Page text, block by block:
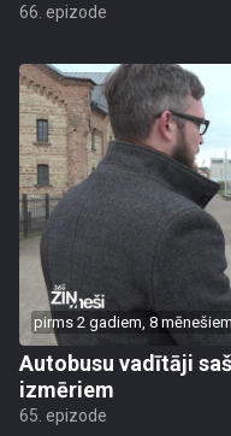
66. epizode
pirms 2 gadiem, 8 mēnešiem
Autobusu vadītāji
izmēriem
65. epizode